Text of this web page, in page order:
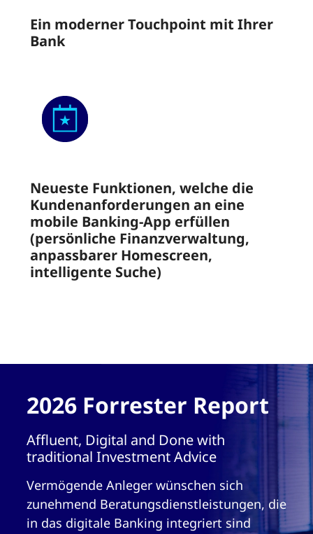
Ein moderner Touchpoint mit Ihrer
Bank
Neueste Funktionen, welche die
Kundenanforderungen an eine
mobile Banking-App erfüllen
(persönliche Finanzverwaltung,
anpassbarer Homescreen,
intelligente Suche)
2026 Forrester Report
Affluent, Digital and Done with
traditional Investment Advice
Vermögende Anleger wünschen sich
zunehmend Beratungsdienstleistungen, die
in das digitale Banking integriert sind